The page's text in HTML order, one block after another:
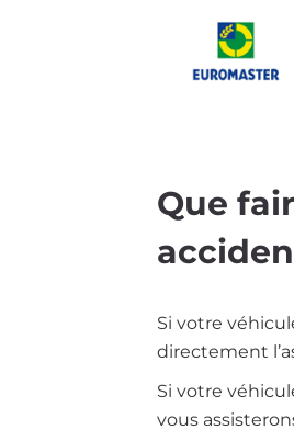
Image
Que
Si votre
directement
Si votre
vous